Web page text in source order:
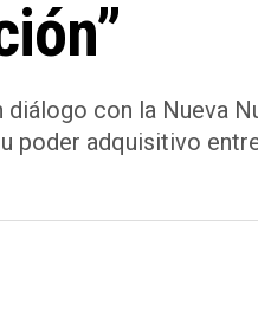
con la Nueva
poder adquisitivo